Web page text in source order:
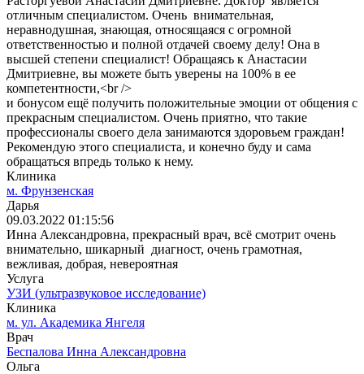
отличным специалистом. Очень внимательная,
неравнодушная, знающая, относящаяся с огромной
ответственностью и полной отдачей своему делу! Она в
высшей степени специалист! Обращаясь к Анастасии
Дмитриевне, вы можете быть уверены на 100% в ее
компетентности,<br />
и бонусом ещё получить положительные эмоции от общения с
прекрасным специалистом. Очень приятно, что такие
профессионалы своего дела занимаются здоровьем граждан!
Рекомендую этого специалиста, и конечно буду и сама
обращаться впредь только к нему.
Клиника
м. Фрунзенская
Дарья
09.03.2022 01:15:56
Инна Александровна, прекрасный врач, всё смотрит очень
внимательно, шикарный диагност, очень грамотная,
вежливая, добрая, невероятная
Услуга
УЗИ (ультразвуковое исследование)
Клиника
м. ул. Академика Янгеля
Врач
Беспалова Инна Александровна
Ольга